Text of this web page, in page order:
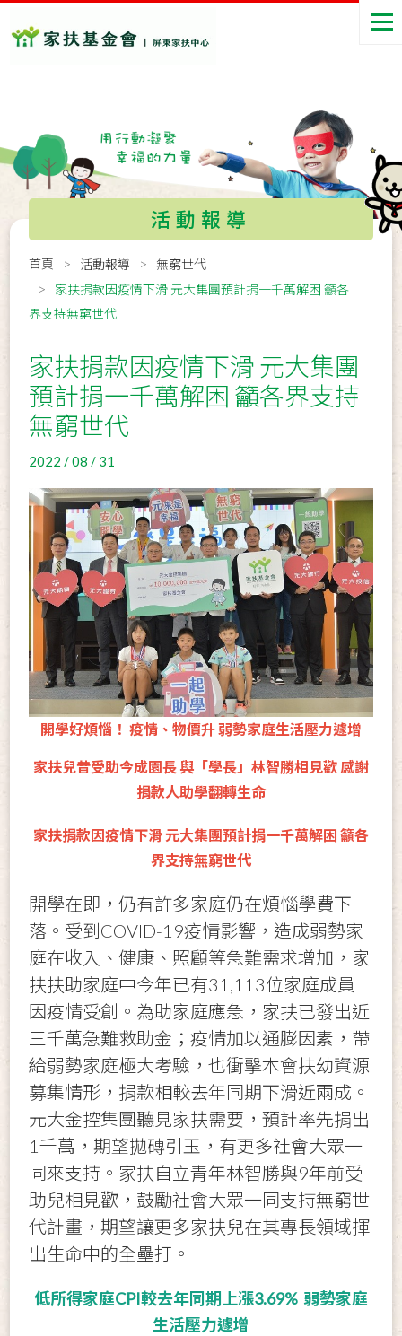
活動報導
首頁 活動報導
無窮世代
家扶捐款因疫情下滑 元大集團預計捐一千萬解困 籲各
界支持無窮世代
家扶捐款因疫情下滑 元大集團
預計捐一千萬解困 籲各界支持
無窮世代
2022 / 08 / 31
開學好煩惱！ 疫情、物價升 弱勢家庭生活壓力遽增
家扶兒昔受助今成園長 與「學長」林智勝相見歡 感謝
捐款人助學翻轉生命
家扶捐款因疫情下滑 元大集團預計捐一千萬解困 籲各
界支持無窮世代
開學在即，仍有許多家庭仍在煩惱學費下
落。受到COVID-19疫情影響，造成弱勢家
庭在收入、健康、照顧等急難需求增加，家
扶扶助家庭中今年已有31,113位家庭成員
因疫情受創。為助家庭應急，家扶已發出近
三千萬急難救助金；疫情加以通膨因素，帶
給弱勢家庭極大考驗，也衝擊本會扶幼資源
募集情形，捐款相較去年同期下滑近兩成。
元大金控集團聽見家扶需要，預計率先捐出
1千萬，期望拋磚引玉，有更多社會大眾一
同來支持。家扶自立青年林智勝與9年前受
助兒相見歡，鼓勵社會大眾一同支持無窮世
代計畫，期望讓更多家扶兒在其專長領域揮
出生命中的全壘打。
低所得家庭CPI較去年同期上漲3.69% 弱勢家庭
生活壓力遽增